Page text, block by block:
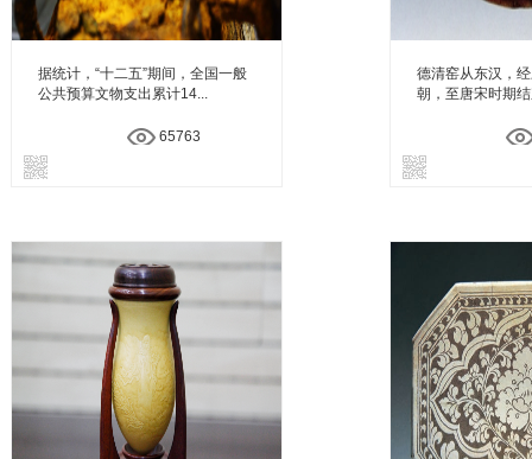
据统计，“十二五”期间，全国一般
公共预算文物支出累计14...
65763
德清窑从东汉，
朝，至唐宋时期